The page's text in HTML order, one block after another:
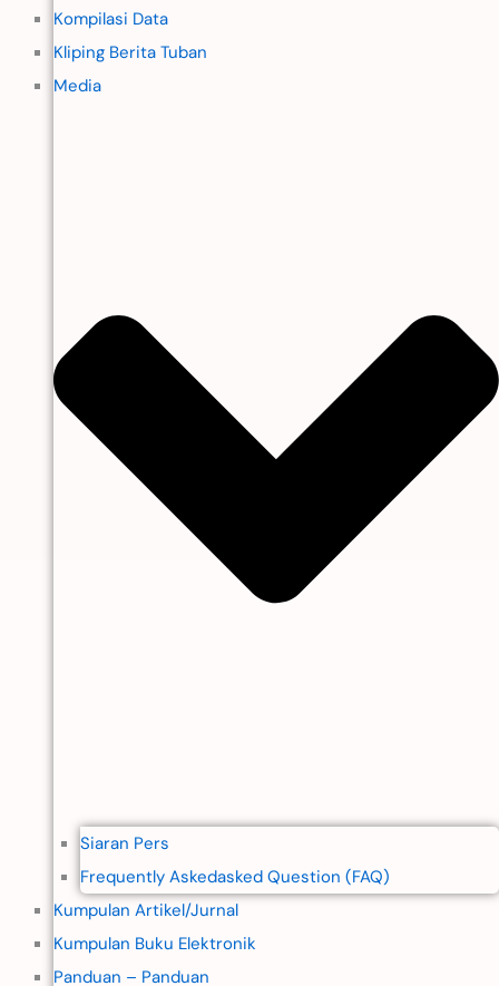
Kompilasi Data
Kliping Berita Tuban
Media
Siaran Pers
Frequently Askedasked Question (FAQ)
Kumpulan Artikel/Jurnal
Kumpulan Buku Elektronik
Panduan – Panduan